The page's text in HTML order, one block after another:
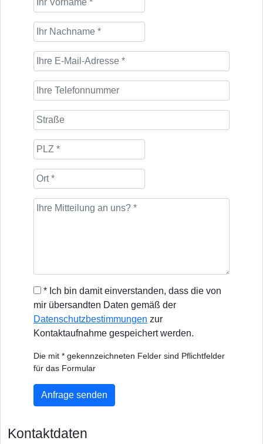
* Ich bin damit einverstanden, dass die von
mir übersandten Daten gemäß der
Datenschutzbestimmungen zur
Kontaktaufnahme gespeichert werden.
Die mit * gekennzeichneten Felder sind Pflichtfelder
für das Formular
Anfrage senden
Kontaktdaten